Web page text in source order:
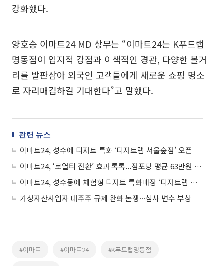
강화했다.
양호승 이마트24 MD 상무는 “이마트24는 K푸드랩
명동점이 입지적 강점과 이색적인 경관, 다양한 볼거
리를 발판삼아 외국인 고객들에게 새로운 쇼핑 명소
로 자리매김하길 기대한다”고 말했다.
관련 뉴스
이마트24, 성수에 디저트 특화 ‘디저트랩 서울숲점’ 오픈
이마트24, ‘로열티 전환’ 효과 톡톡...점포당 평균 63만원 수익↑
이마트24, 성수동에 체험형 디저트 특화매장 ‘디저트랩 서울숲점’ 오픈
가상자산사업자 대주주 규제 완화 논쟁∙∙∙심사 변수 부상
#이마트 #이마트24 #K푸드랩명동점